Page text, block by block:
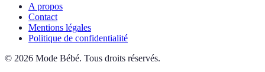
A propos
Contact
Mentions légales
Politique de confidentialité
© 2026 Mode Bébé. Tous droits réservés.